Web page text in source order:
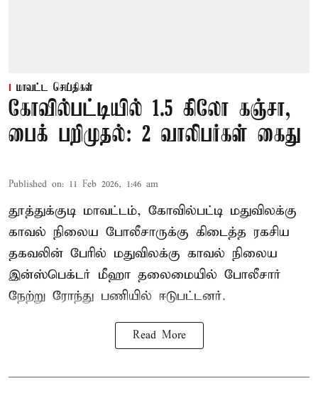
மாவட்ட செய்திகள்
கோவில்பட்டியில் 1.5 கிலோ கஞ்சா,
பைக் பறிமுதல்: 2 வாலிபர்கள் கைது
Published on: 11 Feb 2026, 1:46 am
தூத்துக்குடி மாவட்டம், கோவில்பட்டி மதுவிலக்கு
காவல் நிலைய போலீசாருக்கு கிடைத்த ரகசிய
தகவலின் பேரில் மதுவிலக்கு காவல் நிலைய
இன்ஸ்பெக்டர் மீஹா தலைமையில் போலீசார்
நேற்று ரோந்து பணியில் ஈடுபட்டனர்.
Read More